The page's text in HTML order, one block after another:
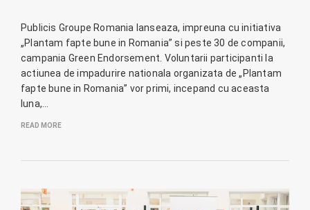
Publicis Groupe Romania lanseaza, impreuna cu initiativa
„Plantam fapte bune in Romania” si peste 30 de companii,
campania Green Endorsement. Voluntarii participanti la
actiunea de impadurire nationala organizata de „Plantam
fapte bune in Romania” vor primi, incepand cu aceasta
luna,…
READ MORE